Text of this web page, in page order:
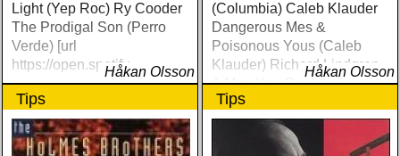
Light (Yep Roc) Ry Cooder
The Prodigal Son (Perro
Verde) [url
https://open.spotifyHåkan Olsson
(Columbia) Caleb Klauder
Dangerous Mes &
Poisonous Yous (Caleb
Klauder) Richard Lindgren
A Man You Can Hate
(Rootsy
Håkan Olsson
Tips Tips